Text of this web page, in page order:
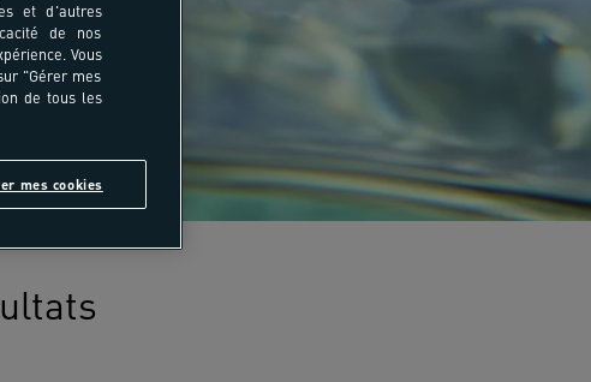
et d'autres
de nos
Vous
"Gérer mes
de tous les
mes cookies